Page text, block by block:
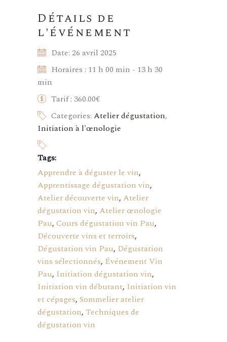
Détails de
l'événement
Date: 26 avril 2025
Horaires : 11 h 00 min - 13 h 30
min
Tarif : 360.00€
Categories: Atelier dégustation,
Initiation à l'œnologie
Tags:
Apprendre à déguster le vin,
Apprentissage dégustation vin,
Atelier découverte vin, Atelier
dégustation vin, Atelier œnologie
Pau, Cours dégustation vin Pau,
Découverte vins et terroirs,
Dégustation vin Pau, Dégustation
vins sélectionnés, Événement Vin
Pau, Initiation dégustation vin,
Initiation vin débutant, Initiation vin
et cépages, Sommelier atelier
dégustation, Techniques de
dégustation vin